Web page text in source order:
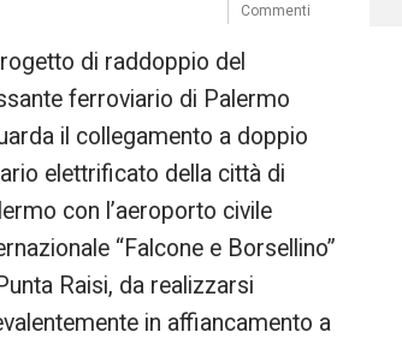
di raddoppio del
ferroviario di Palermo
il collegamento a doppio
elettrificato della città di
con l’aeroporto civile
“Falcone e Borsellino”
Raisi, da realizzarsi
in affiancamento a
Commenti